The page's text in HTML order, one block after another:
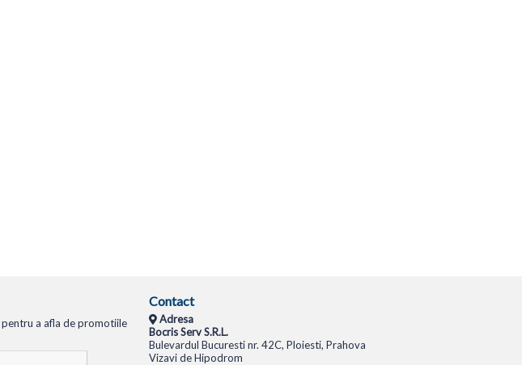
pentru a afla de promotiile
Contact
Adresa
Bocris Serv S.R.L.
Bulevardul Bucuresti nr. 42C, Ploiesti, Prahova
Vizavi de Hipodrom